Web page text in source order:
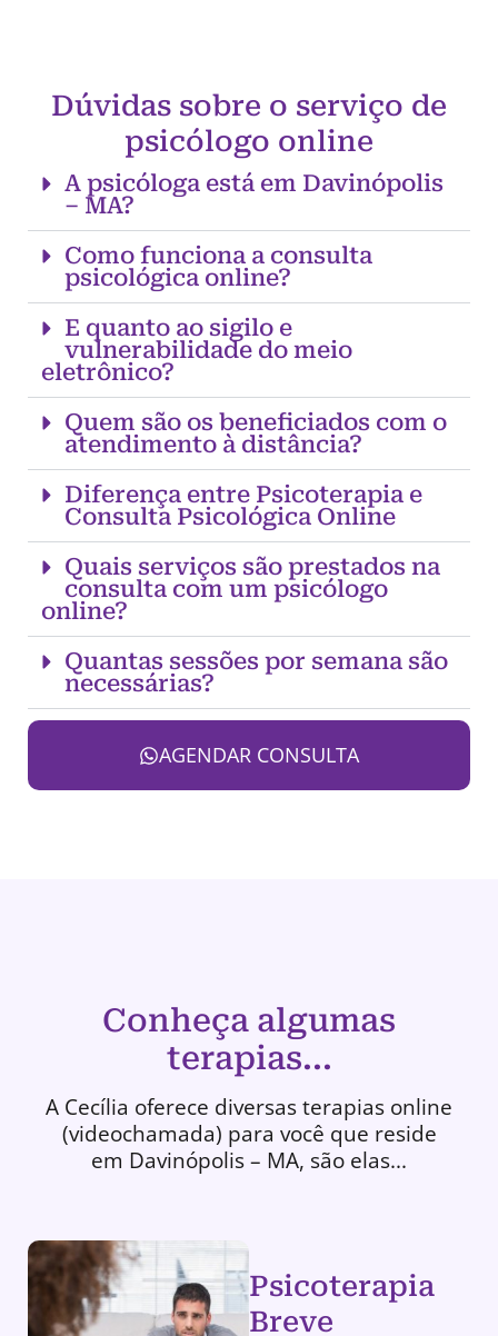
Dúvidas sobre o serviço de
psicólogo online
A psicóloga está em Davinópolis
– MA?
Como funciona a consulta
psicológica online?
E quanto ao sigilo e
vulnerabilidade do meio
eletrônico?
Quem são os beneficiados com o
atendimento à distância?
Diferença entre Psicoterapia e
Consulta Psicológica Online
Quais serviços são prestados na
consulta com um psicólogo
online?
Quantas sessões por semana são
necessárias?
AGENDAR CONSULTA
Conheça algumas
terapias...
A Cecília oferece diversas terapias online
(videochamada) para você que reside
em Davinópolis – MA, são elas...
Psicoterapia
Breve